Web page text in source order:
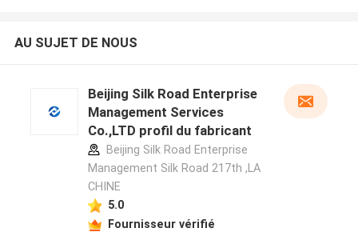
AU SUJET DE NOUS
Beijing Silk Road Enterprise
Management Services
Co.,LTD profil du fabricant
Beijing Silk Road Enterprise
Management Silk Road 217th ,LA
CHINE
5.0
Fournisseur vérifié